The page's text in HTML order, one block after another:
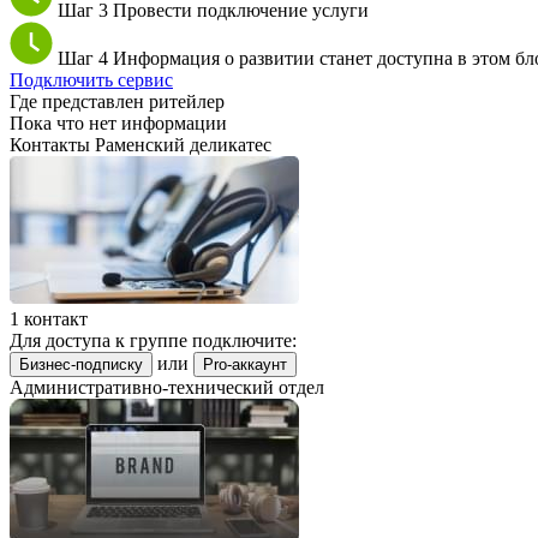
Шаг 3 Провести подключение услуги
Шаг 4 Информация о развитии станет доступна в этом
Подключить сервис
Где представлен ритейлер
Пока что нет информации
Контакты Раменский деликатес
1 контакт
Для доступа к группе подключите:
Бизнес-подписку или Pro-аккаунт
Административно-технический отдел